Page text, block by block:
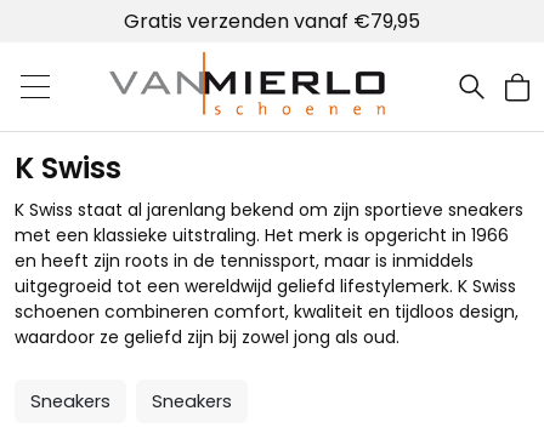
Gratis verzenden vanaf €79,95
Home | Van Mierlo schoenen
K Swiss
K Swiss staat al jarenlang bekend om zijn sportieve sneakers
met een klassieke uitstraling. Het merk is opgericht in 1966
en heeft zijn roots in de tennissport, maar is inmiddels
uitgegroeid tot een wereldwijd geliefd lifestylemerk. K Swiss
schoenen combineren comfort, kwaliteit en tijdloos design,
waardoor ze geliefd zijn bij zowel jong als oud.
Sneakers Sneakers